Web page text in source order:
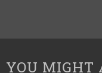
YOU MIGHT